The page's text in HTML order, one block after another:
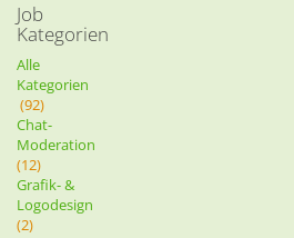
Job
Kategorien
Alle
Kategorien
(92)
Chat-
Moderation
(12)
Grafik- &
Logodesign
(2)